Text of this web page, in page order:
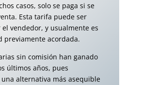
casos, solo se paga si se
Esta tarifa puede ser
vendedor, y usualmente es
previamente acordada.
sin comisión han ganado
últimos años, pues
alternativa más asequible